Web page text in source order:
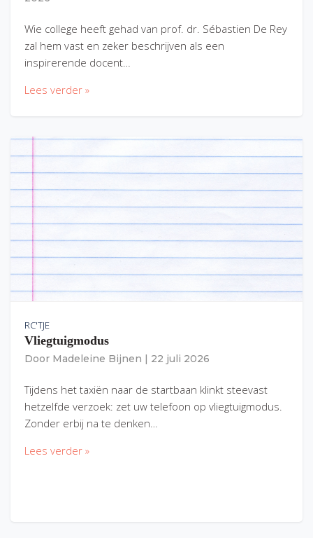
Wie college heeft gehad van prof. dr. Sébastien De Rey
zal hem vast en zeker beschrijven als een
inspirerende docent…
Lees verder »
RC'TJE
Vliegtuigmodus
Door Madeleine Bijnen 22 juli 2026
Tijdens het taxiën naar de startbaan klinkt steevast
hetzelfde verzoek: zet uw telefoon op vliegtuigmodus.
Zonder erbij na te denken…
Lees verder »